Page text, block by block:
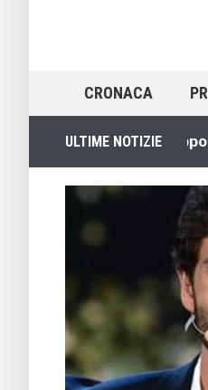
CRONACA
ULTIME NOTIZIE
Viaggi di Gruppo: i 5